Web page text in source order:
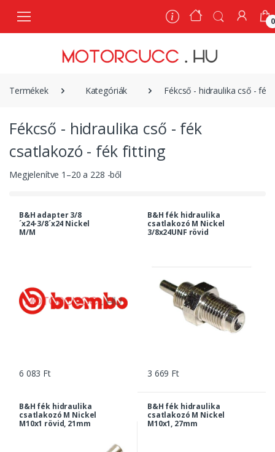
0
Termékek Kategóriák Fékcső - hidraulika cső -
Fékcső - hidraulika cső - fék
csatlakozó - fék fitting
Megjelenítve 1 –20 a 228 -ből
B&H adapter 3/8
´x24-3/8´x24 Nickel
M/M
6 083 Ft
B&H fék hidraulika
csatlakozó M Nickel
3/8x24UNF rövid
3 669 Ft
B&H fék hidraulika
csatlakozó M Nickel
M10x1 rövid, 21mm
B&H fék hidraulika
csatlakozó M Nickel
M10x1, 27mm